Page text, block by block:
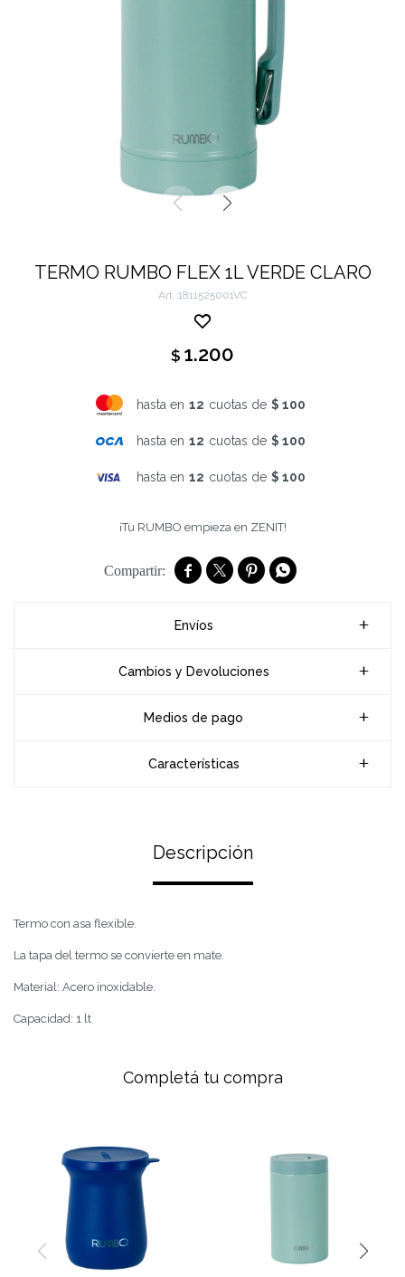
TERMO RUMBO FLEX 1L VERDE CLARO
1811525001VC
$ 1.200
hasta en 12 cuotas de $ 100
hasta en 12 cuotas de $ 100
hasta en 12 cuotas de $ 100
¡Tu RUMBO empieza en ZENIT!
   
Envíos
Cambios y Devoluciones
Medios de pago
Características
Descripción
Termo con asa flexible.
La tapa del termo se convierte en mate.
Material: Acero inoxidable.
Capacidad: 1 lt
Completá tu compra